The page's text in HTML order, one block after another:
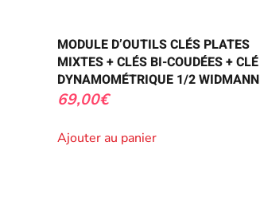
MODULE D’OUTILS CLÉS PLATES
MIXTES + CLÉS BI-COUDÉES + CLÉ
DYNAMOMÉTRIQUE 1/2 WIDMANN
69,00€
Ajouter au panier